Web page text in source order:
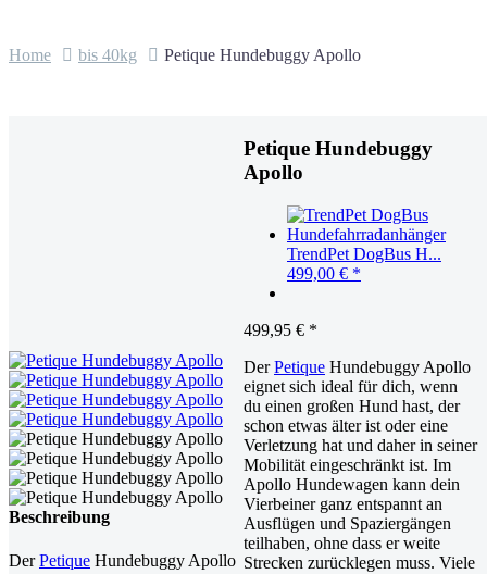
Home bis 40kg Petique Hundebuggy Apollo
Petique Hundebuggy
Apollo
TrendPet DogBus H...
499,00 € *
499,95 € *
DerPetique Hundebuggy Apollo
eignet sich ideal für dich, wenn
du einen großen Hund hast, der
schon etwas älter ist oder eine
Verletzung hat und daher in seiner
Mobilität eingeschränkt ist. Im
Apollo Hundewagen kann dein
Vierbeiner ganz entspannt an
Ausflügen und Spaziergängen
teilhaben, ohne dass er weite
Strecken zurücklegen muss. Viele
Beschreibung
DerPetique Hundebuggy Apollo